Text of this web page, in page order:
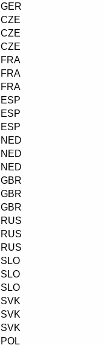
GER
CZE
CZE
CZE
FRA
FRA
FRA
ESP
ESP
ESP
NED
NED
NED
GBR
GBR
GBR
RUS
RUS
RUS
SLO
SLO
SLO
SVK
SVK
SVK
POL